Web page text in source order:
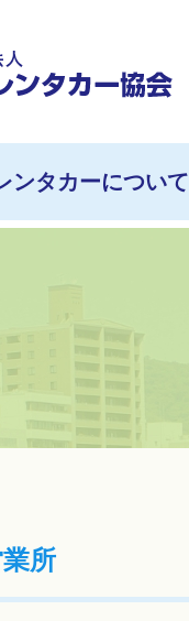
ンタカーについて
所